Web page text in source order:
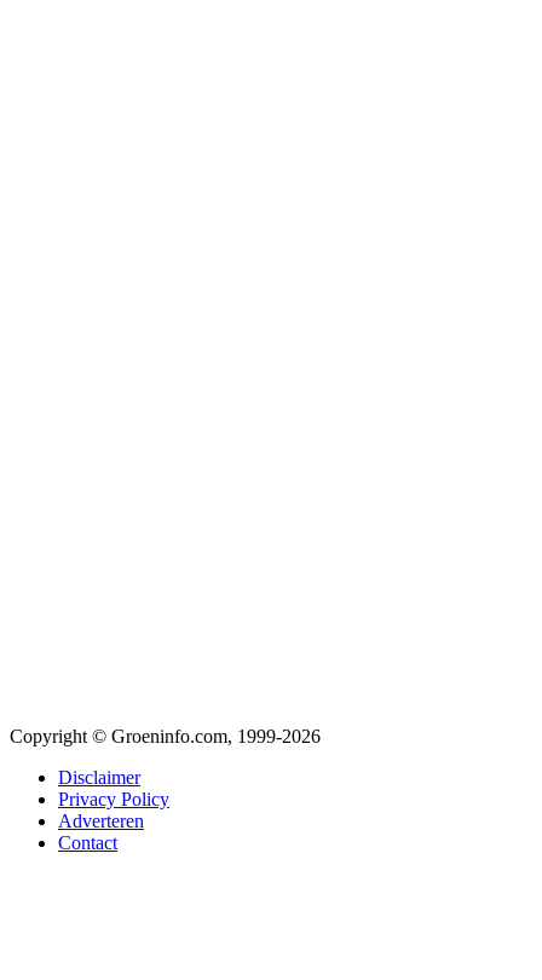
Copyright © Groeninfo.com, 1999-2026
Disclaimer
Privacy Policy
Adverteren
Contact